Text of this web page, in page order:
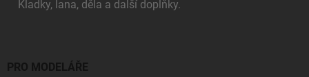
Kladky, lana, děla a další doplňky.
PRO MODELÁŘE